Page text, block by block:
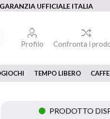
GARANZIA UFFICIALE ITALIA
Profilo Confronta i
TEMPO LIBERO
PRODOTTO